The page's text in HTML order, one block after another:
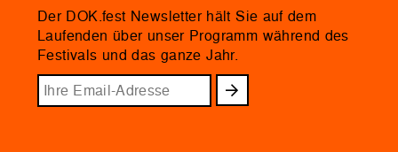
Der DOK.fest Newsletter hält Sie auf dem
Laufenden über unser Programm während des
Festivals und das ganze Jahr.